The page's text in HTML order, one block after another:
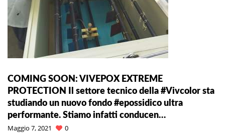
COMING SOON: VIVEPOX EXTREME
PROTECTION Il settore tecnico della #Vivcolor sta
studiando un nuovo fondo #epossidico ultra
performante. Stiamo infatti conducen…
Maggio 7, 2021
0